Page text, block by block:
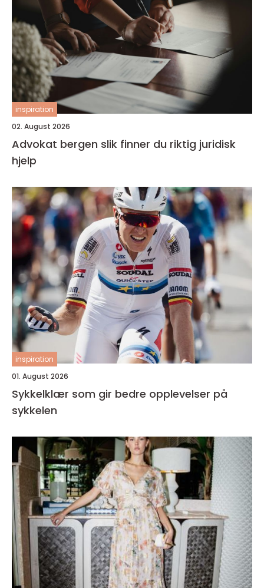
inspiration
02. August 2026
Advokat bergen slik finner du riktig juridisk
hjelp
inspiration
01. August 2026
Sykkelklær som gir bedre opplevelser på
sykkelen